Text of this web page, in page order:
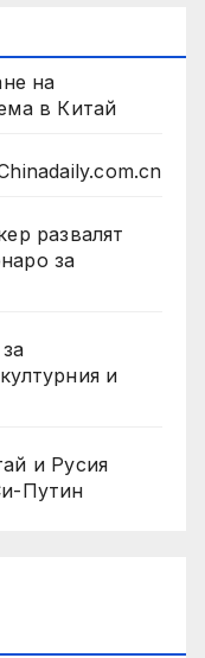
на
в Китай
развалят
за
и
и Русия
Путин